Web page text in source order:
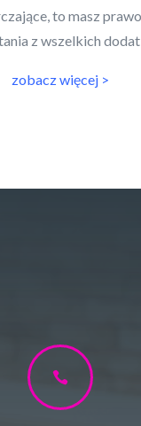
to masz
z wszelkich
zobacz więcej >
